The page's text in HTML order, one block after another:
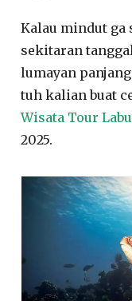
Kalau mindut ga
sekitaran
lumayan
tuh kalian buat
Wisata Tour
2025.